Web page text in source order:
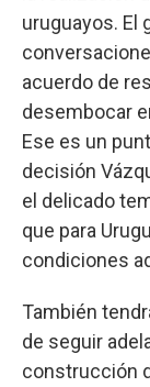
uruguayos. El
acuerdo de
desembocar
Ese es un
decisión
el delicado
que para
condiciones
También
de seguir
construcción